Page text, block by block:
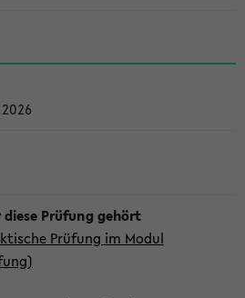
Prüfung im Modul